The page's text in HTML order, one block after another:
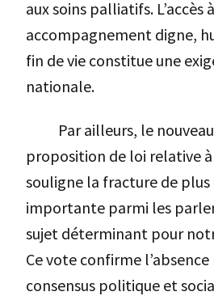
aux soins palliatifs. L’accès
accompagnement digne,
fin de vie constitue une
nationale.
Par ailleurs, le nouveau
proposition de loi relative à
souligne la fracture de plus
importante parmi les
sujet déterminant pour
Ce vote confirme
consensus politique et